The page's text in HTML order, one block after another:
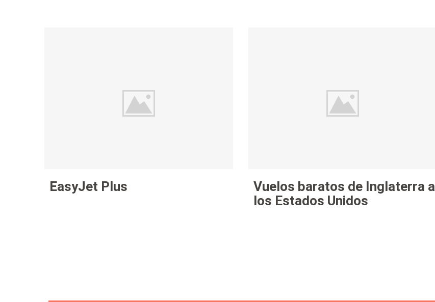
EasyJet Plus
Vuelos baratos de Inglaterra a
los Estados Unidos